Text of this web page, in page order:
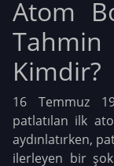
Atom
Tahmin
Kimdir?
16 Temmuz
patlatılan ilk
aydınlatırken,
ilerleyen bir